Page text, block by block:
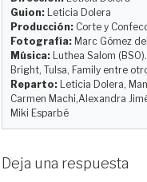
y
o
n
o
k
Guion: Leticia Dolera
Producción: Corte y
Fotografía: Marc Gómez
Música: Luthea Salom
Bright, Tulsa, Family entre
Reparto: Leticia Dolera,
Carmen Machi,Alexandra
Miki Esparbé
Deja una respuesta